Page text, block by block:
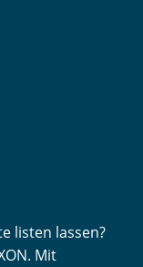
listen lassen?
Mit